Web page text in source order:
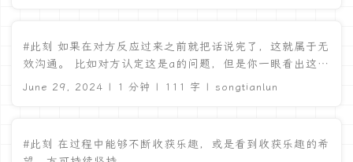
#此刻 如果在对方反应过来之前就把话说完了，这就属于无
效沟通。 比如对方认定这是a的问题，但是你一眼看出这是
b的问题。也不可立刻就反驳说不对，因为同样的思考过程
June 29, 2024 | 1 分钟 | 111 字 | songtianlun
#此刻 在过程中能够不断收获乐趣，或是看到收获乐趣的希